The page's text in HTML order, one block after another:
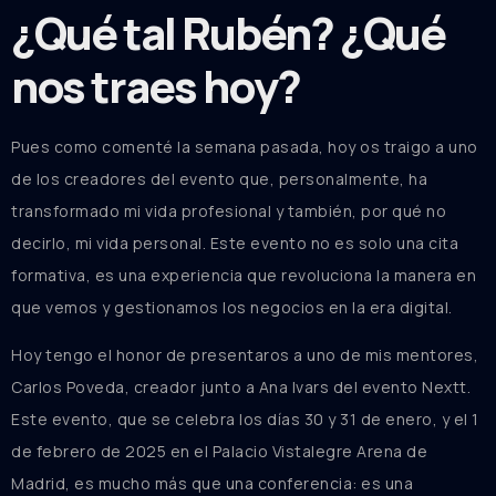
¿Qué tal Rubén? ¿Qué
nos traes hoy?
Pues como comenté la semana pasada, hoy os traigo a uno
de los creadores del evento que, personalmente, ha
transformado mi vida profesional y también, por qué no
decirlo, mi vida personal. Este evento no es solo una cita
formativa, es una experiencia que revoluciona la manera en
que vemos y gestionamos los negocios en la era digital.
Hoy tengo el honor de presentaros a uno de mis mentores,
Carlos Poveda, creador junto a Ana Ivars del evento Nextt.
Este evento, que se celebra los días 30 y 31 de enero, y el 1
de febrero de 2025 en el Palacio Vistalegre Arena de
Madrid, es mucho más que una conferencia: es una